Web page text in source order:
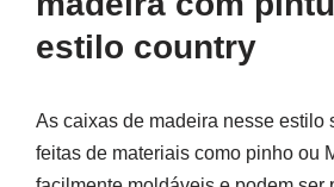
estilo country
As caixas de madeira nesse estilo
feitas de materiais como pinho ou